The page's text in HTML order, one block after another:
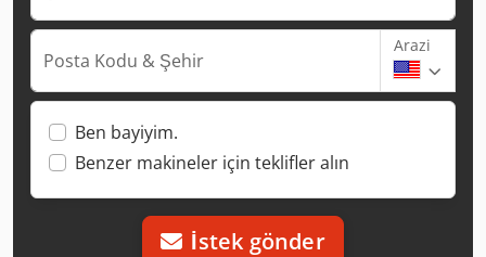
Posta Kodu & Şehir
Arazi
Ben bayiyim.
Benzer makineler için teklifler alın
İstek gönder